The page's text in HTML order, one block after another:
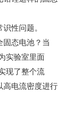
性问题。
固态电池？当
实验室里面
现了整个流
高电流密度进行